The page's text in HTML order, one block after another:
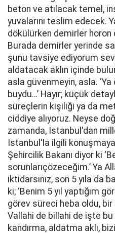
beton ve atılacak temel,
yuvalarını teslim edecek.
dökülürken demirler
Burada demirler yerinde
şunu tavsiye ediyorum
aldatacak aklın içinde
asla güvenmeyin, asla.
buydu…’ Hayır; küçük
süreçlerin kişiliği ya da
ciddiye alıyoruz. Neyse
zamanda, İstanbul'dan
İstanbul'la ilgili
Şehircilik Bakanı diyor ki
sorunlarıçözeceğim.’ Ya
iktidarsınız, son 5 yıla da
ki; ‘Benim 5 yıl yaptığım
görev süreci heba oldu, bir
Vallahi de billahi de işte bu
kandırma, aldatma aklı,